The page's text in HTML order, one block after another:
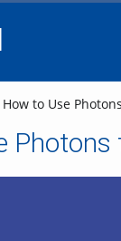
to Use